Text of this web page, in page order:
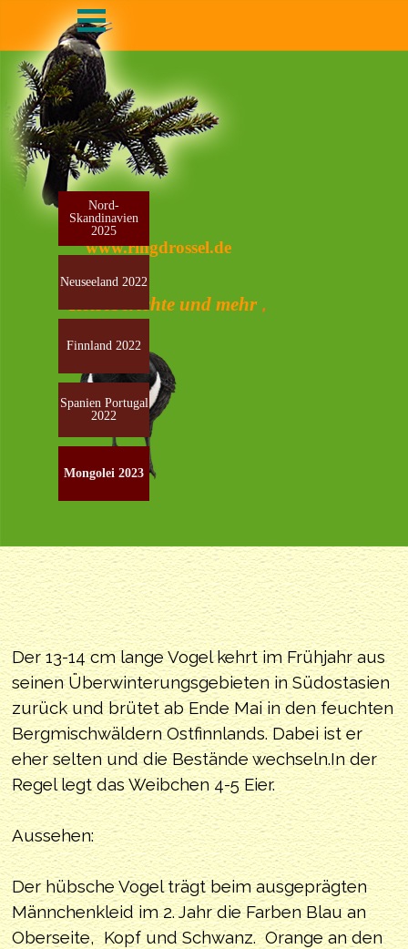
Direkt zum SeiteninhaltMenü überspringen
www.ringdrossel.de
Reiseberichte und mehr ;
Spanien Portugal
2022
Neuseeland 2022
Nord-
Skandinavien
2025
Finnland 2022
Mongolei 2023
Der 13-14 cm lange Vogel kehrt im Frühjahr aus
seinen Überwinterungsgebieten in Südostasien
zurück und brütet ab Ende Mai in den feuchten
Bergmischwäldern Ostfinnlands. Dabei ist er
eher selten und die Bestände wechseln.In der
Regel legt das Weibchen 4-5 Eier.
Aussehen:
Der hübsche Vogel trägt beim ausgeprägten
Männchenkleid im 2. Jahr die Farben Blau an
Oberseite, Kopf und Schwanz. Orange an den